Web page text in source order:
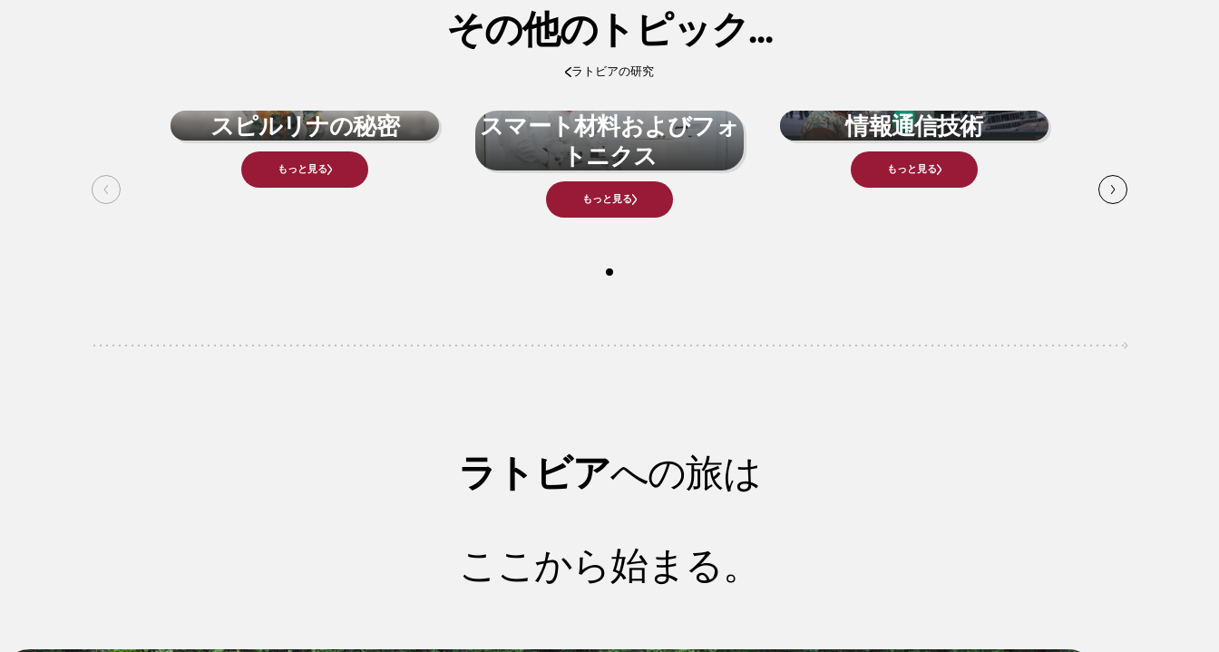
その他のトピック...
ラトビアの研究
スピルリナの秘密
もっと見る
スマート材料およびフォ
トニクス
もっと見る
情報通信技術
もっと見る
ラトビアへの旅は
ここから始まる。